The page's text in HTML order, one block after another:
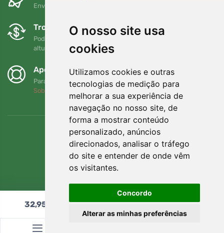
O nosso site usa
cookies
Utilizamos cookies e outras
tecnologias de medição para
melhorar a sua experiência de
navegação no nosso site, de
forma a mostrar conteúdo
personalizado, anúncios
direcionados, analisar o tráfego
do site e entender de onde vêm
os visitantes.
Concordo
Alterar as minhas preferências
Envio gratuito para encomendas superiores a 80 EUR
Trocas e devoluções gratuitas
Pode devolver ou trocar a sua encomenda em qualquer
altura no prazo de 90 dias
Apoiamos a Trees.org
Para cada encomenda plantamos uma árvore! Leia mais
Sobre nós
32,95 Adicionar ao carrinho